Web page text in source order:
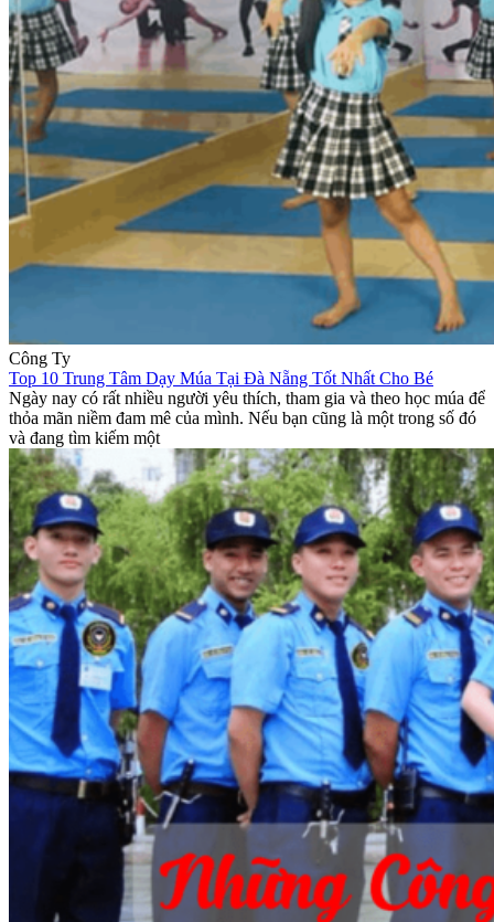
Công Ty
Top 10 Trung Tâm Dạy Múa Tại Đà Nẵng Tốt Nhất Cho Bé
Ngày nay có rất nhiều người yêu thích, tham gia và theo học múa để
thỏa mãn niềm đam mê của mình. Nếu bạn cũng là một trong số đó
và đang tìm kiếm một